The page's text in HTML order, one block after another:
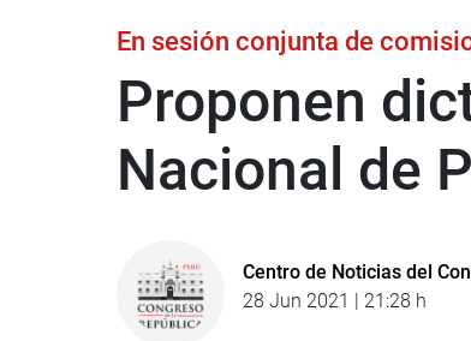
En sesión conjunta de
Proponen
Nacional de
Centro de Noticias del
28 Jun 2021 | 21:28 h